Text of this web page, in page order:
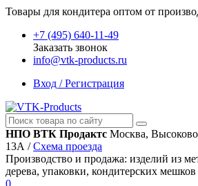
Товары для кондитера оптом от
+7 (495) 640-11-49
Заказать звонок
info@vtk-products.ru
Вход / Регистрация
НПО ВТК Продактс Москва,
13А /Схема проезда
Производство и продажа: изделий из
дерева, упаковки, кондитерских мешков
0